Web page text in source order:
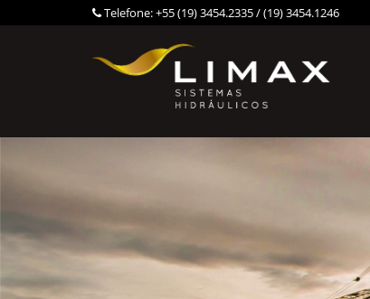
Telefone:+55 (19) 3454.2335 / (19) 3454.1246